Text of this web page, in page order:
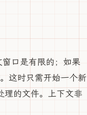
口是有限的；如果
这时只需开始一个新
理的文件。上下文非